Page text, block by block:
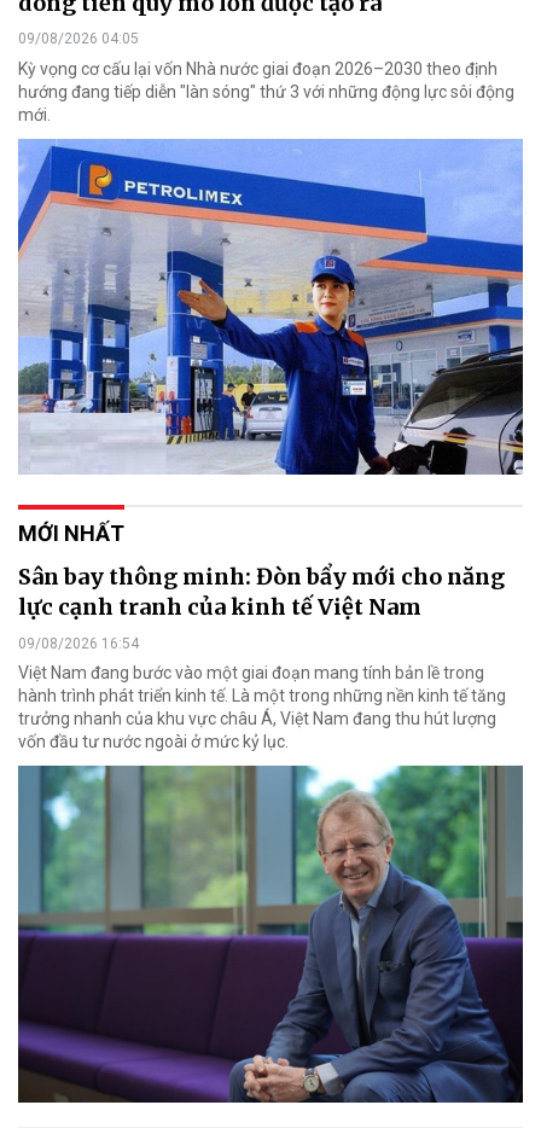
09/08/2026 04:05
Kỳ vọng cơ cấu lại vốn Nhà nước giai đoạn 2026–2030 theo định
hướng đang tiếp diễn "làn sóng" thứ 3 với những động lực sôi động
mới.
MỚI NHẤT
Sân bay thông minh: Đòn bẩy mới cho năng
lực cạnh tranh của kinh tế Việt Nam
09/08/2026 16:54
Việt Nam đang bước vào một giai đoạn mang tính bản lề trong
hành trình phát triển kinh tế. Là một trong những nền kinh tế tăng
trưởng nhanh của khu vực châu Á, Việt Nam đang thu hút lượng
vốn đầu tư nước ngoài ở mức kỷ lục.